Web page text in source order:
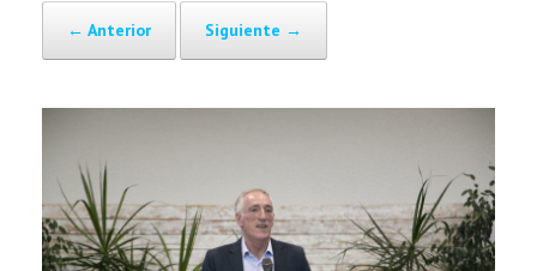
← Anterior
Siguiente →